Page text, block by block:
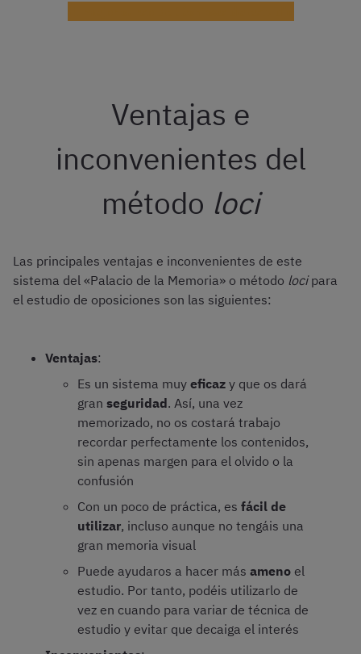
Ventajas e
inconvenientes del
método loci
Las principales ventajas e inconvenientes de este
sistema del «Palacio de la Memoria» o método locipara
el estudio de oposiciones son las siguientes:
Ventajas:
Es un sistema muy eficaz y que os dará
gran seguridad. Así, una vez
memorizado, no os costará trabajo
recordar perfectamente los contenidos,
sin apenas margen para el olvido o la
confusión
Con un poco de práctica, es fácil de
utilizar, incluso aunque no tengáis una
gran memoria visual
Puede ayudaros a hacer más ameno el
estudio. Por tanto, podéis utilizarlo de
vez en cuando para variar de técnica de
estudio y evitar que decaiga el interés